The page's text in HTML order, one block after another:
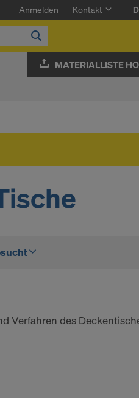
Anmelden Kontakt
MATERIALLISTE
Verfahren des